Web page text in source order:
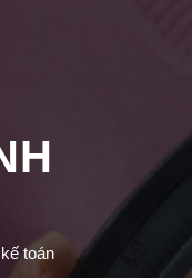
toán